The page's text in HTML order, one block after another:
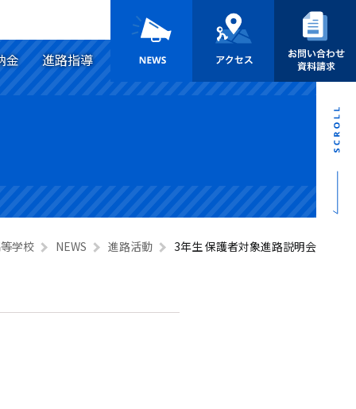
金 進路指導
学校 NEWS 進路活動 3年生 保護者対象進路説明会